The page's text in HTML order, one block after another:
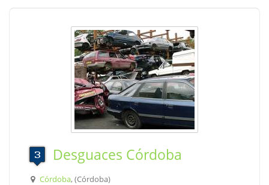
Desguaces Córdoba
Córdoba, (Córdoba)